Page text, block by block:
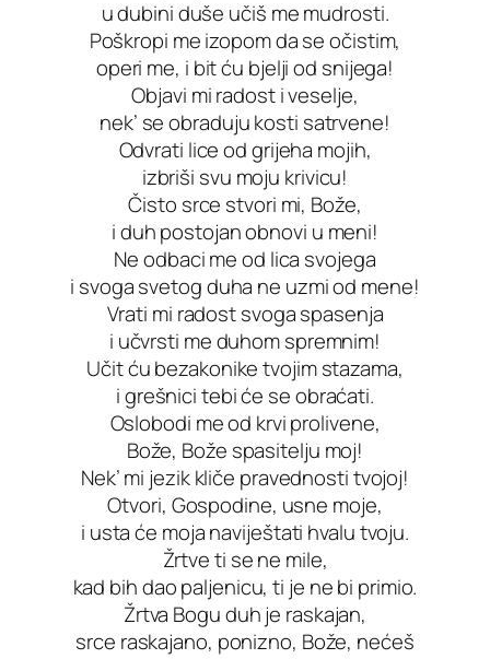
u dubini duše učiš me mudrosti.
Poškropi me izopom da se očistim,
operi me, i bit ću bjelji od snijega!
Objavi mi radost i veselje,
nek’ se obraduju kosti satrvene!
Odvrati lice od grijeha mojih,
izbriši svu moju krivicu!
Čisto srce stvori mi, Bože,
i duh postojan obnovi u meni!
Ne odbaci me od lica svojega
i svoga svetog duha ne uzmi od mene!
Vrati mi radost svoga spasenja
i učvrsti me duhom spremnim!
Učit ću bezakonike tvojim stazama,
i grešnici tebi će se obraćati.
Oslobodi me od krvi prolivene,
Bože, Bože spasitelju moj!
Nek’ mi jezik kliče pravednosti tvojoj!
Otvori, Gospodine, usne moje,
i usta će moja naviještati hvalu tvoju.
Žrtve ti se ne mile,
kad bih dao paljenicu, ti je ne bi primio.
Žrtva Bogu duh je raskajan,
srce raskajano, ponizno, Bože, nećeš